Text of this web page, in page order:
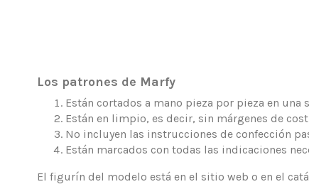
Los patrones de Marfy
Están cortados a mano pieza por pieza en una
Están en limpio, es decir, sin márgenes de
No incluyen las instrucciones de confección
Están marcados con todas las indicaciones
El figurín del modelo está en el sitio web o en el